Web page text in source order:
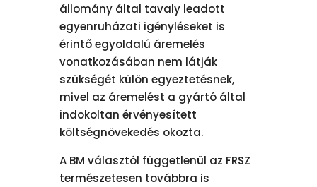
állomány által tavaly leadott
egyenruházati igényléseket is
érintő egyoldalú áremelés
vonatkozásában nem látják
szükségét külön egyeztetésnek,
mivel az áremelést a gyártó által
indokoltan érvényesített
költségnövekedés okozta.
A BM választól függetlenül az FRSZ
természetesen továbbra is